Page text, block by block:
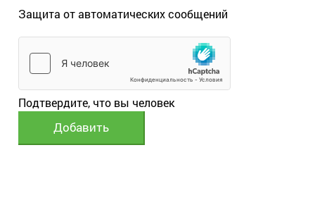
Защита от автоматических сообщений
Подтвердите, что вы человек